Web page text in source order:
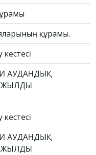
құрамы.
АУДАНДЫҚ
ЖЫЛДЫ
АУДАНДЫҚ
ЖЫЛДЫ